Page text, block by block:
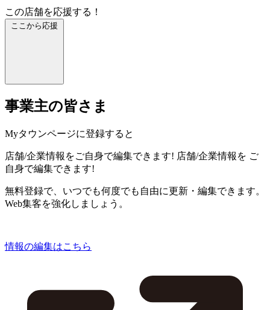
この店舗を応援する！
ここから応援
事業主の皆さま
Myタウンページに登録すると
店舗/企業情報をご自身で編集できます! 店舗/企業情報を ご
自身で編集できます!
無料登録で、いつでも何度でも自由に更新・編集できます。
Web集客を強化しましょう。
情報の編集はこちら